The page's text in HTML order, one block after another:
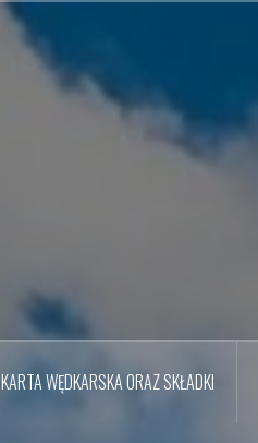
KARTA WĘDKARSKA ORAZ SKŁADKI